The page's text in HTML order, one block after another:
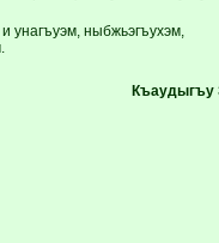
ныбжьэгъухэм,
Къаудыгъу